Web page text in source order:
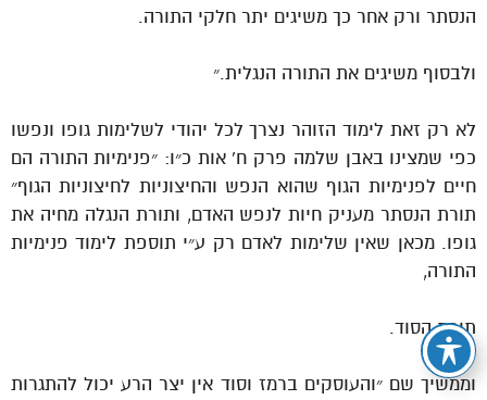
הנסתר ורק אחר כך משיגים יתר חלקי התורה.
ולבסוף משיגים את התורה הנגלית.״
לא רק זאת לימוד הזוהר נצרך לכל יהודי לשלימות גופו ונפשו
כפי שמצינו באבן שלמה פרק ח’ אות כ״ו: ״פנימיות התורה הם
חיים לפנימיות הגוף שהוא הנפש והחיצוניות לחיצוניות הגוף״
תורת הנסתר מעניק חיות לנפש האדם, ותורת הנגלה מחיה את
גופו. מכאן שאין שלימות לאדם רק ע״י תוספת לימוד פנימיות
התורה,
תורת הסוד.
וממשיך שם ״והעוסקים ברמז וסוד אין יצר הרע יכול להתגרות